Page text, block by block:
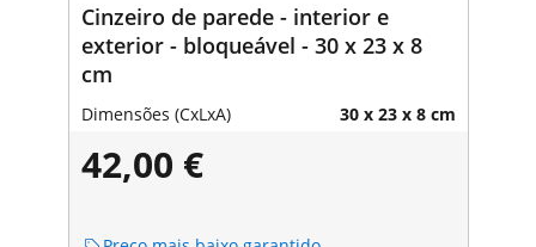
Cinzeiro de parede - interior e
exterior - bloqueável - 30 x 23 x 8
cm
Dimensões (CxLxA) 30 x 23 x 8 cm
42,00 €